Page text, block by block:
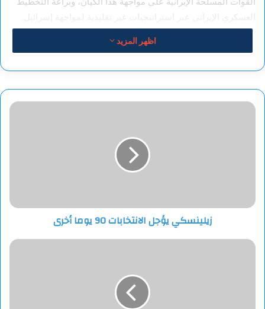
العسكري الإيراني عبر استراتيجيات غير تقليدية لمواجهة إسرائيل.
وتابع المتحدث أن العملية أثبتت عدم تأثر إيران بالضغوط السياسية،
حيث تجاوز مدى طيرانها 1000 كيلومتر.
رئيسية (استراتيجية) وأخرى ثانوية (تكتيكية)، كما أشار إلى أن من بين
أهداف الخطة الإيرانية: تقويض الردع الإسرائيلي. زعزعة الأمن
الإسرائيلي وإثارة الذعر من مواجهة شاملة مع إيران. تعزيز صورة
اظهر المزيد
زيلينسكي
زيلينسكي يؤجل الانتخابات 90 يوما أخرى
تعاون